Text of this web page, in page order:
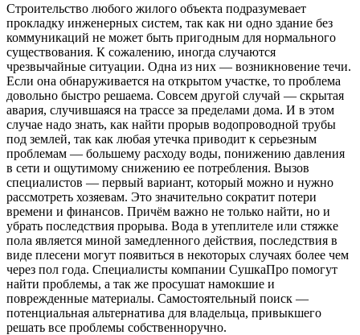
Строительство любого жилого объекта подразумевает
прокладку инженерных систем, так как ни одно здание без
коммуникаций не может быть пригодным для нормального
существования. К сожалению, иногда случаются
чрезвычайные ситуации. Одна из них — возникновение течи.
Если она обнаруживается на открытом участке, то проблема
довольно быстро решаема. Совсем другой случай — скрытая
авария, случившаяся на трассе за пределами дома. И в этом
случае надо знать, как найти прорыв водопроводной трубы
под землей, так как любая утечка приводит к серьезным
проблемам — большему расходу воды, понижению давления
в сети и ощутимому снижению ее потребления. Вызов
специалистов — первый вариант, который можно и нужно
рассмотреть хозяевам. Это значительно сократит потери
времени и финансов. Причём важно не только найти, но и
убрать последствия прорыва. Вода в утеплителе или стяжке
пола является миной замедленного действия, последствия в
виде плесени могут появиться в некоторых случаях более чем
через пол года. Специалисты компании СушкаПро помогут
найти проблемы, а так же просушат намокшие и
поврежденные материалы. Самостоятельный поиск —
потенциальная альтернатива для владельца, привыкшего
решать все проблемы собственноручно.